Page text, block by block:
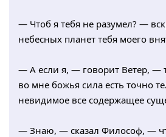
— Чтоб я тебя не разумел? —
небесных планет тебя моего
— А если я, — говорит Ветер, —
во мне божья сила есть точно
невидимое все содержащее
— Знаю, — сказал Философ, —